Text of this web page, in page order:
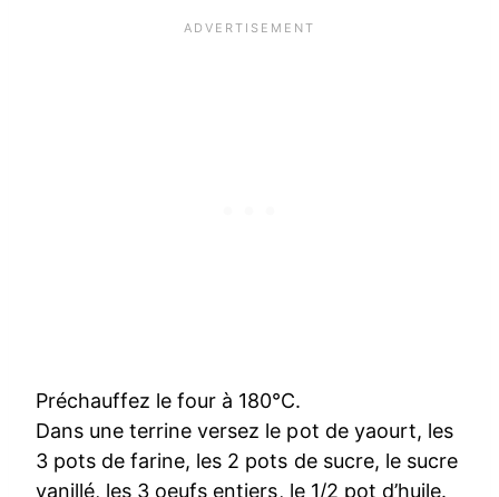
Préchauffez le four à 180°C.
Dans une terrine versez le pot de yaourt, les
3 pots de farine, les 2 pots de sucre, le sucre
vanillé, les 3 oeufs entiers, le 1/2 pot d’huile.